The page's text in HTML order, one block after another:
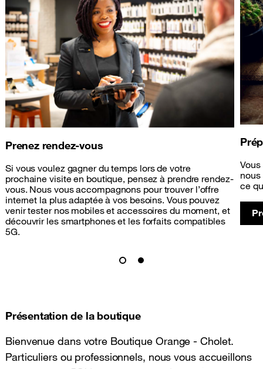
Prenez rendez-vous
Si vous voulez gagner du temps lors de votre
prochaine visite en boutique, pensez à prendre rendez-
vous. Nous vous accompagnons pour trouver l’offre
internet la plus adaptée à vos besoins. Vous pouvez
venir tester nos mobiles et accessoires du moment, et
découvrir les smartphones et les forfaits compatibles
5G.
ce
Présentation de la boutique
Bienvenue dans votre Boutique Orange - Cholet.
Particuliers ou professionnels, nous vous accueillons